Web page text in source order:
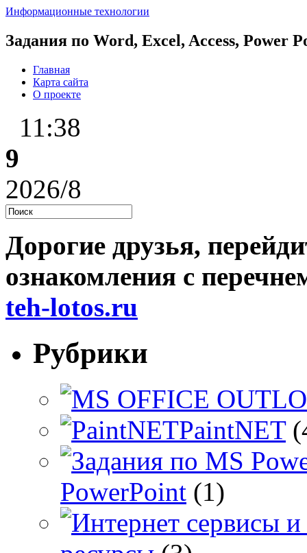
Информационные технологии
Задания по Word, Excel, Access, Power
Главная
Карта сайта
О проекте
11:38
9
2026/8
Дорогие друзья,
ознакомления с
teh-lotos.ru
Рубрики
PaintNET
PowerPoint (1)